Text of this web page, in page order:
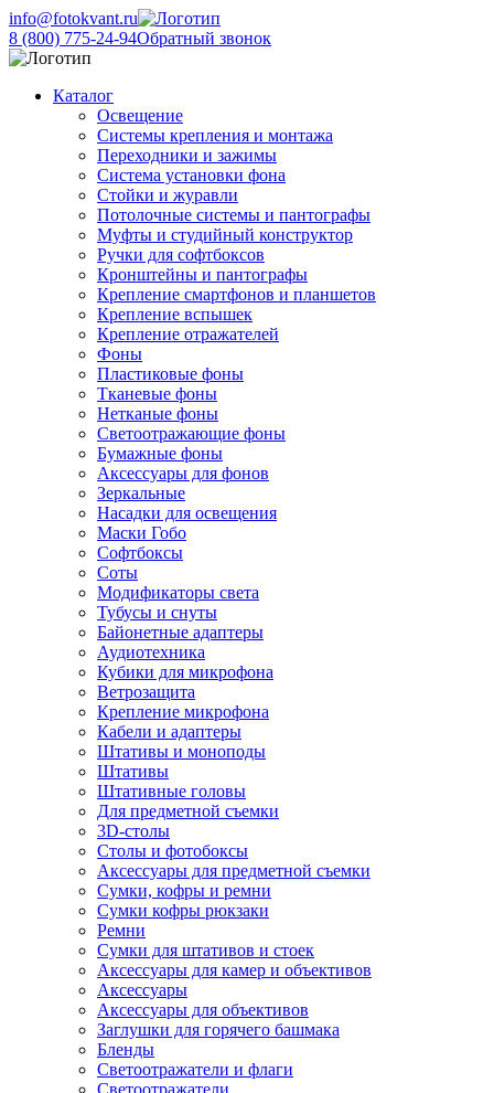
info@fotokvant.ru
8 (800) 775-24-94Обратный звонок
Каталог
Освещение
Системы крепления и монтажа
Переходники и зажимы
Система установки фона
Стойки и журавли
Потолочные системы и пантографы
Муфты и студийный конструктор
Ручки для софтбоксов
Кронштейны и пантографы
Крепление смартфонов и планшетов
Крепление вспышек
Крепление отражателей
Фоны
Пластиковые фоны
Тканевые фоны
Нетканые фоны
Светоотражающие фоны
Бумажные фоны
Аксессуары для фонов
Зеркальные
Насадки для освещения
Маски Гобо
Софтбоксы
Соты
Модификаторы света
Тубусы и снуты
Байонетные адаптеры
Аудиотехника
Кубики для микрофона
Ветрозащита
Крепление микрофона
Кабели и адаптеры
Штативы и моноподы
Штативы
Штативные головы
Для предметной съемки
3D-столы
Столы и фотобоксы
Аксессуары для предметной съемки
Сумки, кофры и ремни
Сумки кофры рюкзаки
Ремни
Сумки для штативов и стоек
Аксессуары для камер и объективов
Аксессуары
Аксессуары для объективов
Заглушки для горячего башмака
Бленды
Светоотражатели и флаги
Светоотражатели